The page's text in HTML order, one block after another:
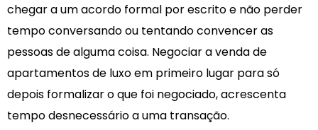
chegar a um acordo formal por escrito e não perder
tempo conversando ou tentando convencer as
pessoas de alguma coisa. Negociar a venda de
apartamentos de luxo em primeiro lugar para só
depois formalizar o que foi negociado, acrescenta
tempo desnecessário a uma transação.